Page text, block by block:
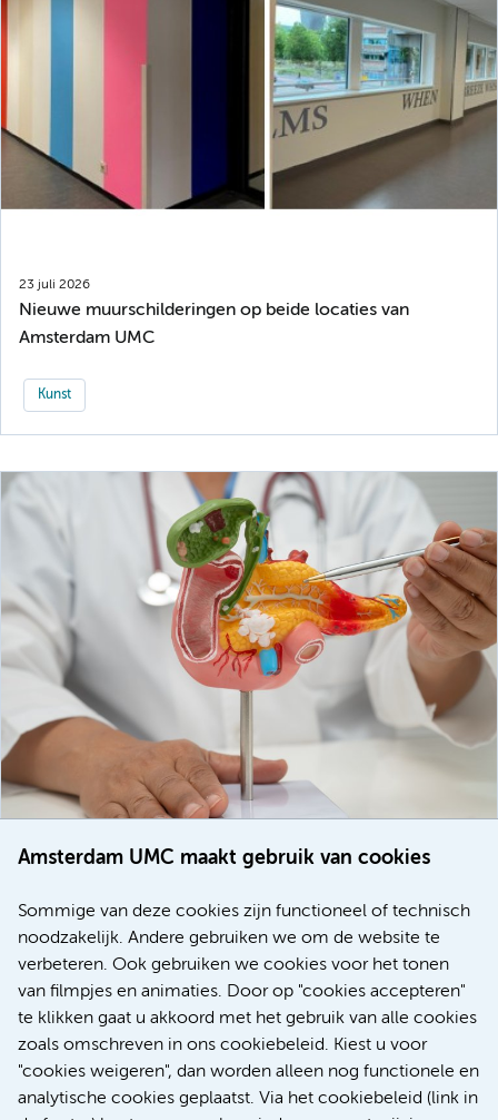
Amsterdam UMC maakt gebruik van cookies
Sommige van deze cookies zijn functioneel of technisch
noodzakelijk. Andere gebruiken we om de website te
verbeteren. Ook gebruiken we cookies voor het tonen
van filmpjes en animaties. Door op "cookies accepteren"
te klikken gaat u akkoord met het gebruik van alle cookies
zoals omschreven in ons cookiebeleid. Kiest u voor
"cookies weigeren", dan worden alleen nog functionele en
analytische cookies geplaatst. Via het cookiebeleid (link in
23 juli 2026
Nieuwe muurschilderingen op beide locaties van
Amsterdam UMC
Kunst
voor patiënten met alvleesklierkanker verbeteren
Kanker Internationaal
Meer